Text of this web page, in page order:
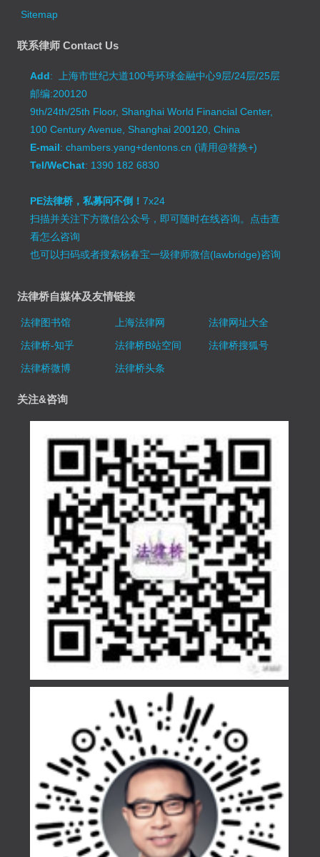
Sitemap
联系律师 Contact Us
Add: 上海市世纪大道100号环球金融中心9层/24层/25层
邮编:200120
9th/24th/25th Floor, Shanghai World Financial Center,
100 Century Avenue, Shanghai 200120, China
E-mail: chambers.yang+dentons.cn (请用@替换+)
Tel/WeChat: 1390 182 6830
PE法律桥，私募问不倒！7x24
扫描并关注下方微信公众号，即可随时在线咨询。 点击查
看怎么咨询
也可以扫码或者搜索杨春宝一级律师微信(lawbridge)咨询
法律桥自媒体及友情链接
法律图书馆 上海法律网
法律网址大全
法律桥-知乎
法律桥B站空间
法律桥搜狐号
法律桥微博
法律桥头条
关注&咨询